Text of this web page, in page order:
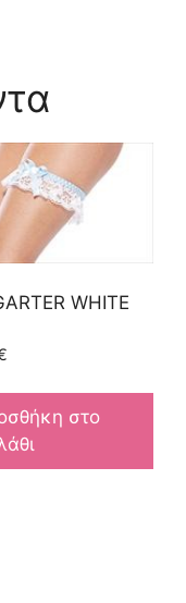
WHITE
στο